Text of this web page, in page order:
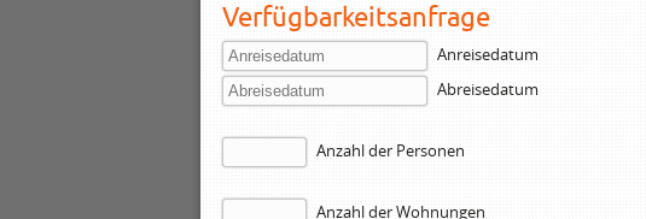
Verfügbarkeitsanfrage
Anreisedatum
Abreisedatum
Anzahl der Personen
Anzahl der Wohnungen